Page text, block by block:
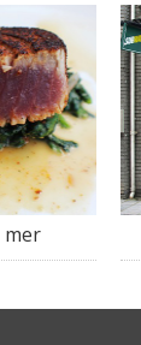
mer